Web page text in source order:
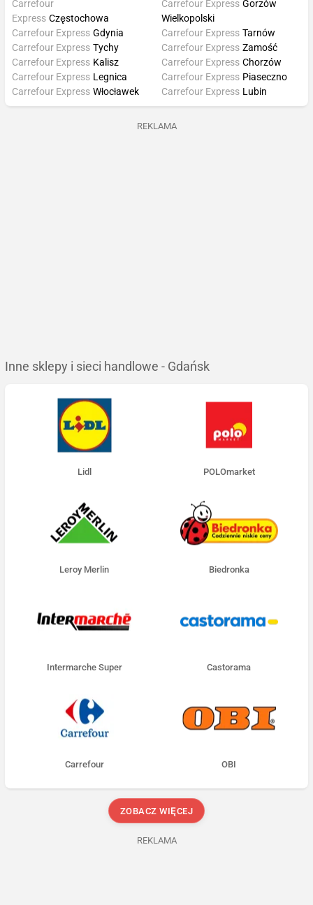
Carrefour
Express Częstochowa
Carrefour Express Gdynia
Carrefour Express Gorzów
Wielkopolski
Carrefour Express Tarnów
Carrefour Express Tychy
Carrefour Express Kalisz
Carrefour Express Legnica
Carrefour Express Włocławek
Carrefour Express Zamość
Carrefour Express Chorzów
Carrefour Express Piaseczno
Carrefour Express Lubin
REKLAMA
Inne sklepy i sieci handlowe - Gdańsk
Lidl POLOmarket
Leroy Merlin Biedronka
Intermarche Super Castorama
Carrefour OBI
ZOBACZ WIĘCEJ
REKLAMA